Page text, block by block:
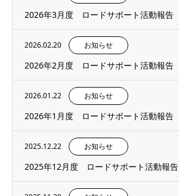
2026年3月度 ロードサポート活動報告
2026.02.20 お知らせ
2026年2月度 ロードサポート活動報告
2026.01.22 お知らせ
2026年1月度 ロードサポート活動報告
2025.12.22 お知らせ
2025年12月度 ロードサポート活動報告